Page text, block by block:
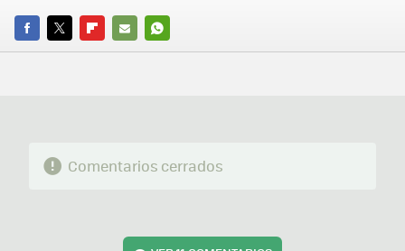
FACEBOOK
TWITTERFLIPBOARD
E-
WHATSAPP
Comentarios cerrados